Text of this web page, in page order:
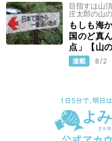
目指すは山
庄太郎の山
もしも海
国のど真
点」【山
連載 8/2